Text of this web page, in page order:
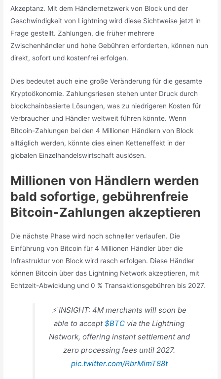
Akzeptanz. Mit dem Händlernetzwerk von Block und der
Geschwindigkeit von Lightning wird diese Sichtweise jetzt in
Frage gestellt. Zahlungen, die früher mehrere
Zwischenhändler und hohe Gebühren erforderten, können nun
direkt, sofort und kostenfrei erfolgen.
Dies bedeutet auch eine große Veränderung für die gesamte
Kryptoökonomie. Zahlungsriesen stehen unter Druck durch
blockchainbasierte Lösungen, was zu niedrigeren Kosten für
Verbraucher und Händler weltweit führen könnte. Wenn
Bitcoin-Zahlungen bei den 4 Millionen Händlern von Block
alltäglich werden, könnte dies einen Ketteneffekt in der
globalen Einzelhandelswirtschaft auslösen.
Millionen von Händlern werden
bald sofortige, gebührenfreie
Bitcoin-Zahlungen akzeptieren
Die nächste Phase wird noch schneller verlaufen. Die
Einführung von Bitcoin für 4 Millionen Händler über die
Infrastruktur von Block wird rasch erfolgen. Diese Händler
können Bitcoin über das Lightning Network akzeptieren, mit
Echtzeit-Abwicklung und 0 % Transaktionsgebühren bis 2027.
⚡️ INSIGHT: 4M merchants will soon be
able to accept$BTC via the Lightning
Network, offering instant settlement and
zero processing fees until 2027.
pic.twitter.com/RbrMimT88t